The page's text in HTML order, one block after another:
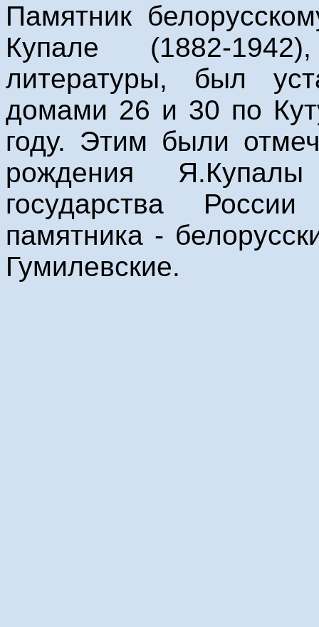
Памятник
Купале (1882-
литературы, был
домами 26 и 30 по
году. Этим были
рождения
государства
памятника -
Гумилевские.